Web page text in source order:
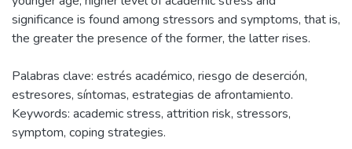
significance is found among stressors and symptoms, that is,
the greater the presence of the former, the latter rises.
Palabras clave: estrés académico, riesgo de deserción,
estresores, síntomas, estrategias de afrontamiento.
Keywords: academic stress, attrition risk, stressors,
symptom, coping strategies.